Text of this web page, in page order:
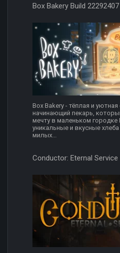
Box Bakery Build 22292407
Box Bakery - тёплая и
начинающий пекарь,
мечту в маленьком городке
уникальные и вкусные
милых...
Conductor: Eternal Service